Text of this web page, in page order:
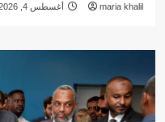
maria khalil أغسطس 4, 2026